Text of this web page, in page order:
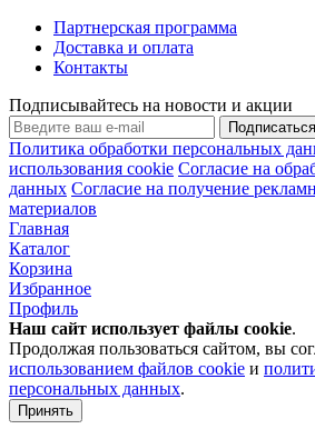
Партнерская программа
Доставка и оплата
Контакты
Подписывайтесь на новости и акции
Подписаться
Политика обработки персональных
использования cookie Согласие на
данных Согласие на получение
материалов
Главная
Каталог
Корзина
Избранное
Профиль
Наш сайт использует файлы cookie.
Продолжая пользоваться сайтом, вы
использованием файлов cookie и
персональных данных.
Принять